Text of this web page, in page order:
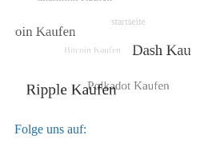
Folge uns auf: